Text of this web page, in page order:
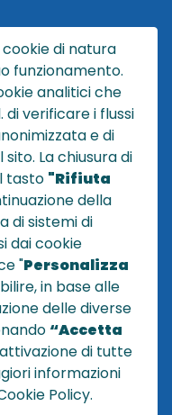
di natura
funzionamento.
analitici che
di verificare i flussi
e di
La chiusura di
tasto "Rifiuta
della
di sistemi di
dai cookie
"Personalizza
in base alle
delle diverse
“Accetta
di tutte
informazioni
Policy.